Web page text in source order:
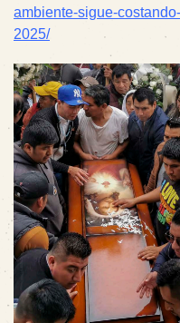
ambiente-sigue-
2025/